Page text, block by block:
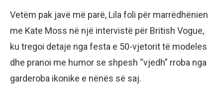
Vetëm pak javë më parë, Lila foli për marrëdhënien
me Kate Moss në një intervistë për British Vogue,
ku tregoi detaje nga festa e 50-vjetorit të modeles
dhe pranoi me humor se shpesh “vjedh” rroba nga
garderoba ikonike e nënës së saj.